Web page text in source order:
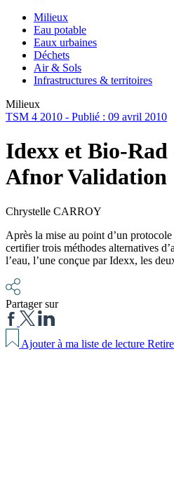
Milieux
Eau potable
Eaux urbaines
Déchets
Air & Sols
Infrastructures & territoires
Milieux
TSM 4 2010 - Publié : 09 avril 2010
Idexx et Bio-
Afnor Validation
Chrystelle CARROY
Après la mise au point d’un
certifier trois méthodes alternatives
l’eau, l’une conçue par Idexx, les
Partager sur
Ajouter à ma liste de lecture